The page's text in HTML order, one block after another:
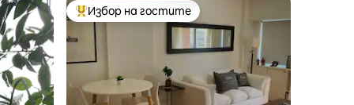
Най-популярен избор на гостите
Избор на гостите